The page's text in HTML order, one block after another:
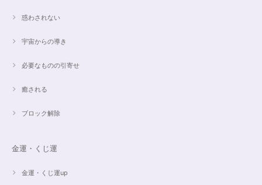
惑わされない
宇宙からの導き
必要なものの引寄せ
癒される
ブロック解除
金運・くじ運
金運・くじ運up